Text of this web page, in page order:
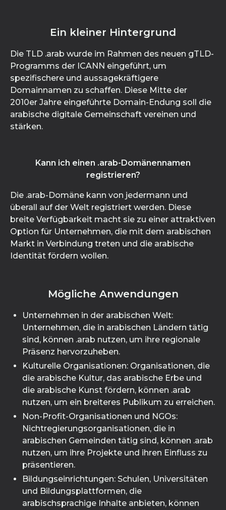
Ein kleiner Hintergrund
Die TLD .arab wurde im Rahmen des neuen gTLD-
Programms der ICANN eingeführt, um
spezifischere und aussagekräftigere
Domainnamen zu schaffen. Diese Mitte der
2010er Jahre eingeführte Domain-Endung soll die
arabische digitale Gemeinschaft vereinen und
stärken.
Kann ich einen .arab-Domänennamen
registrieren?
Die .arab-Domäne kann von jedermann und
überall auf der Welt registriert werden. Diese
breite Verfügbarkeit macht sie zu einer attraktiven
Option für Unternehmen, die mit dem arabischen
Markt in Verbindung treten und die arabische
Identität fördern wollen.
Mögliche Anwendungen
Unternehmen in der arabischen Welt:
Unternehmen, die in arabischen Ländern tätig
sind, können .arab nutzen, um ihre regionale
Präsenz hervorzuheben.
Kulturelle Organisationen: Organisationen, die
die arabische Kultur, das arabische Erbe und
die arabische Kunst fördern, können .arab
nutzen, um ein breiteres Publikum zu erreichen.
Non-Profit-Organisationen und NGOs:
Nichtregierungsorganisationen, die in
arabischen Gemeinden tätig sind, können .arab
nutzen, um ihre Projekte und ihren Einfluss zu
präsentieren.
Bildungseinrichtungen: Schulen, Universitäten
und Bildungsplattformen, die
arabischsprachige Inhalte anbieten, können